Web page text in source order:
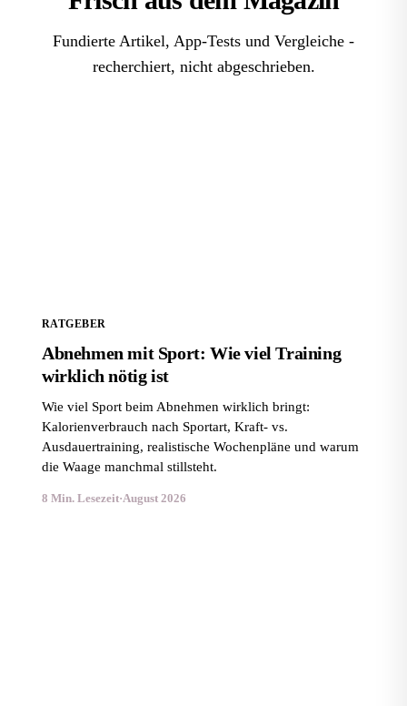
Fundierte Artikel, App-Tests und Vergleiche -
recherchiert, nicht abgeschrieben.
RATGEBER
Abnehmen mit Sport: Wie viel Training
wirklich nötig ist
Wie viel Sport beim Abnehmen wirklich bringt:
Kalorienverbrauch nach Sportart, Kraft- vs.
Ausdauertraining, realistische Wochenpläne und warum
die Waage manchmal stillsteht.
8 Min. Lesezeit·August 2026